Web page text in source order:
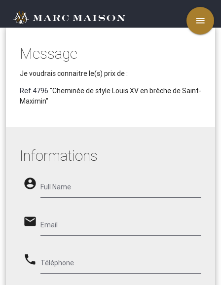
menu
Message
Je voudrais connaitre le(s) prix de :
Ref.4796 "Cheminée de style Louis XV en brèche de Saint-
Maximin"
Informations
account_circle Full Name
email Email
phone Téléphone